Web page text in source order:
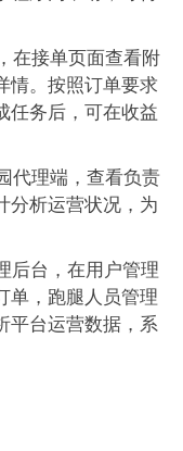
在接单页面查看附
情。按照订单要求
任务后，可在收益
代理端，查看负责
分析运营状况，为
后台，在用户管理
单，跑腿人员管理
平台运营数据，系